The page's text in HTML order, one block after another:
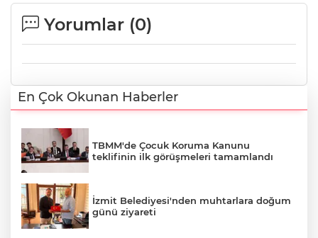
Yorumlar (0)
En Çok Okunan Haberler
TBMM'de Çocuk Koruma Kanunu
teklifinin ilk görüşmeleri tamamlandı
İzmit Belediyesi'nden muhtarlara doğum
günü ziyareti